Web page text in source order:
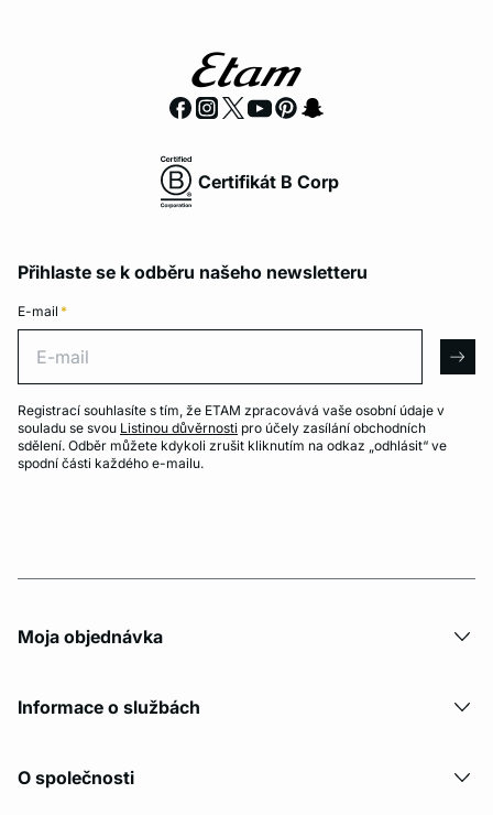
Certifikát B Corp
Přihlaste se k odběru našeho newsletteru
E-mail *
Registrací souhlasíte s tím, že ETAM zpracovává vaše osobní údaje v
souladu se svou Listinou důvěrnosti pro účely zasílání obchodních
sdělení. Odběr můžete kdykoli zrušit kliknutím na odkaz „odhlásit“ ve
spodní části každého e-mailu.
Moja objednávka
Informace o službách
O společnosti